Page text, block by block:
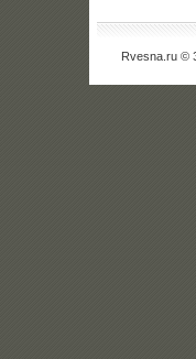
Rvesna.ru ©